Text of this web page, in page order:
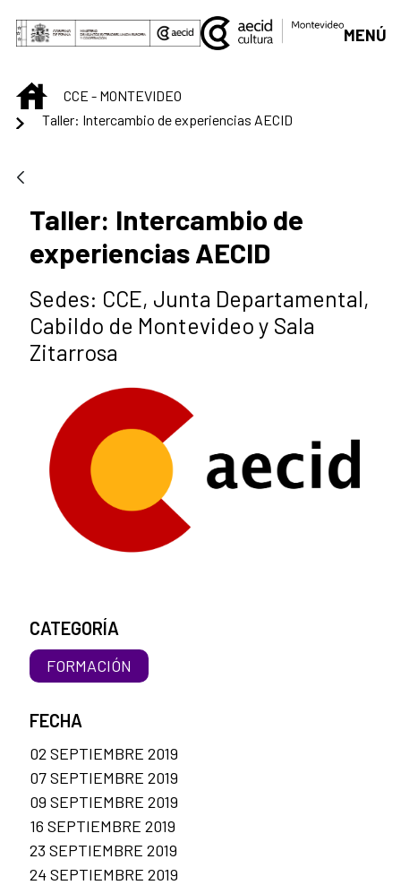
Saltar al contenido principal
MENÚ
INICIOCCE - MONTEVIDEO
Taller: Intercambio de experiencias AECID
Taller: Intercambio de
experiencias AECID
Sedes: CCE, Junta Departamental,
Cabildo de Montevideo y Sala
Zitarrosa
CATEGORÍA
FORMACIÓN
FECHA
02 SEPTIEMBRE 2019
07 SEPTIEMBRE 2019
09 SEPTIEMBRE 2019
16 SEPTIEMBRE 2019
23 SEPTIEMBRE 2019
24 SEPTIEMBRE 2019